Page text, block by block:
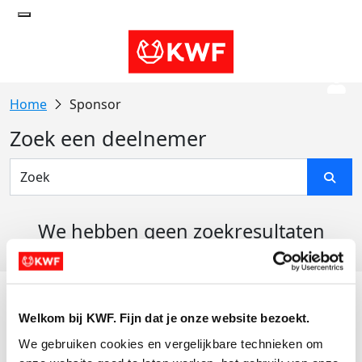
Welkom bij KWF. Fijn dat je onze website bezoekt.
We gebruiken cookies en vergelijkbare technieken om
Sponsor
Zoek een deelnemer
We hebben geen zoekresultaten
Actiematerialen
Evenementen